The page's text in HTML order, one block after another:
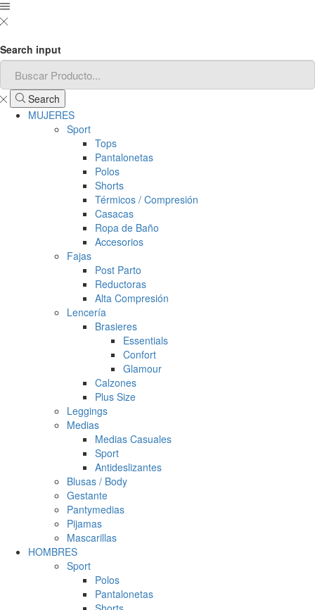
Search input
Search
MUJERES
Sport
Tops
Pantalonetas
Polos
Shorts
Térmicos / Compresión
Casacas
Ropa de Baño
Accesorios
Fajas
Post Parto
Reductoras
Alta Compresión
Lencería
Brasieres
Essentials
Confort
Glamour
Calzones
Plus Size
Leggings
Medias
Medias Casuales
Sport
Antideslizantes
Blusas / Body
Gestante
Pantymedias
Pijamas
Mascarillas
HOMBRES
Sport
Polos
Pantalonetas